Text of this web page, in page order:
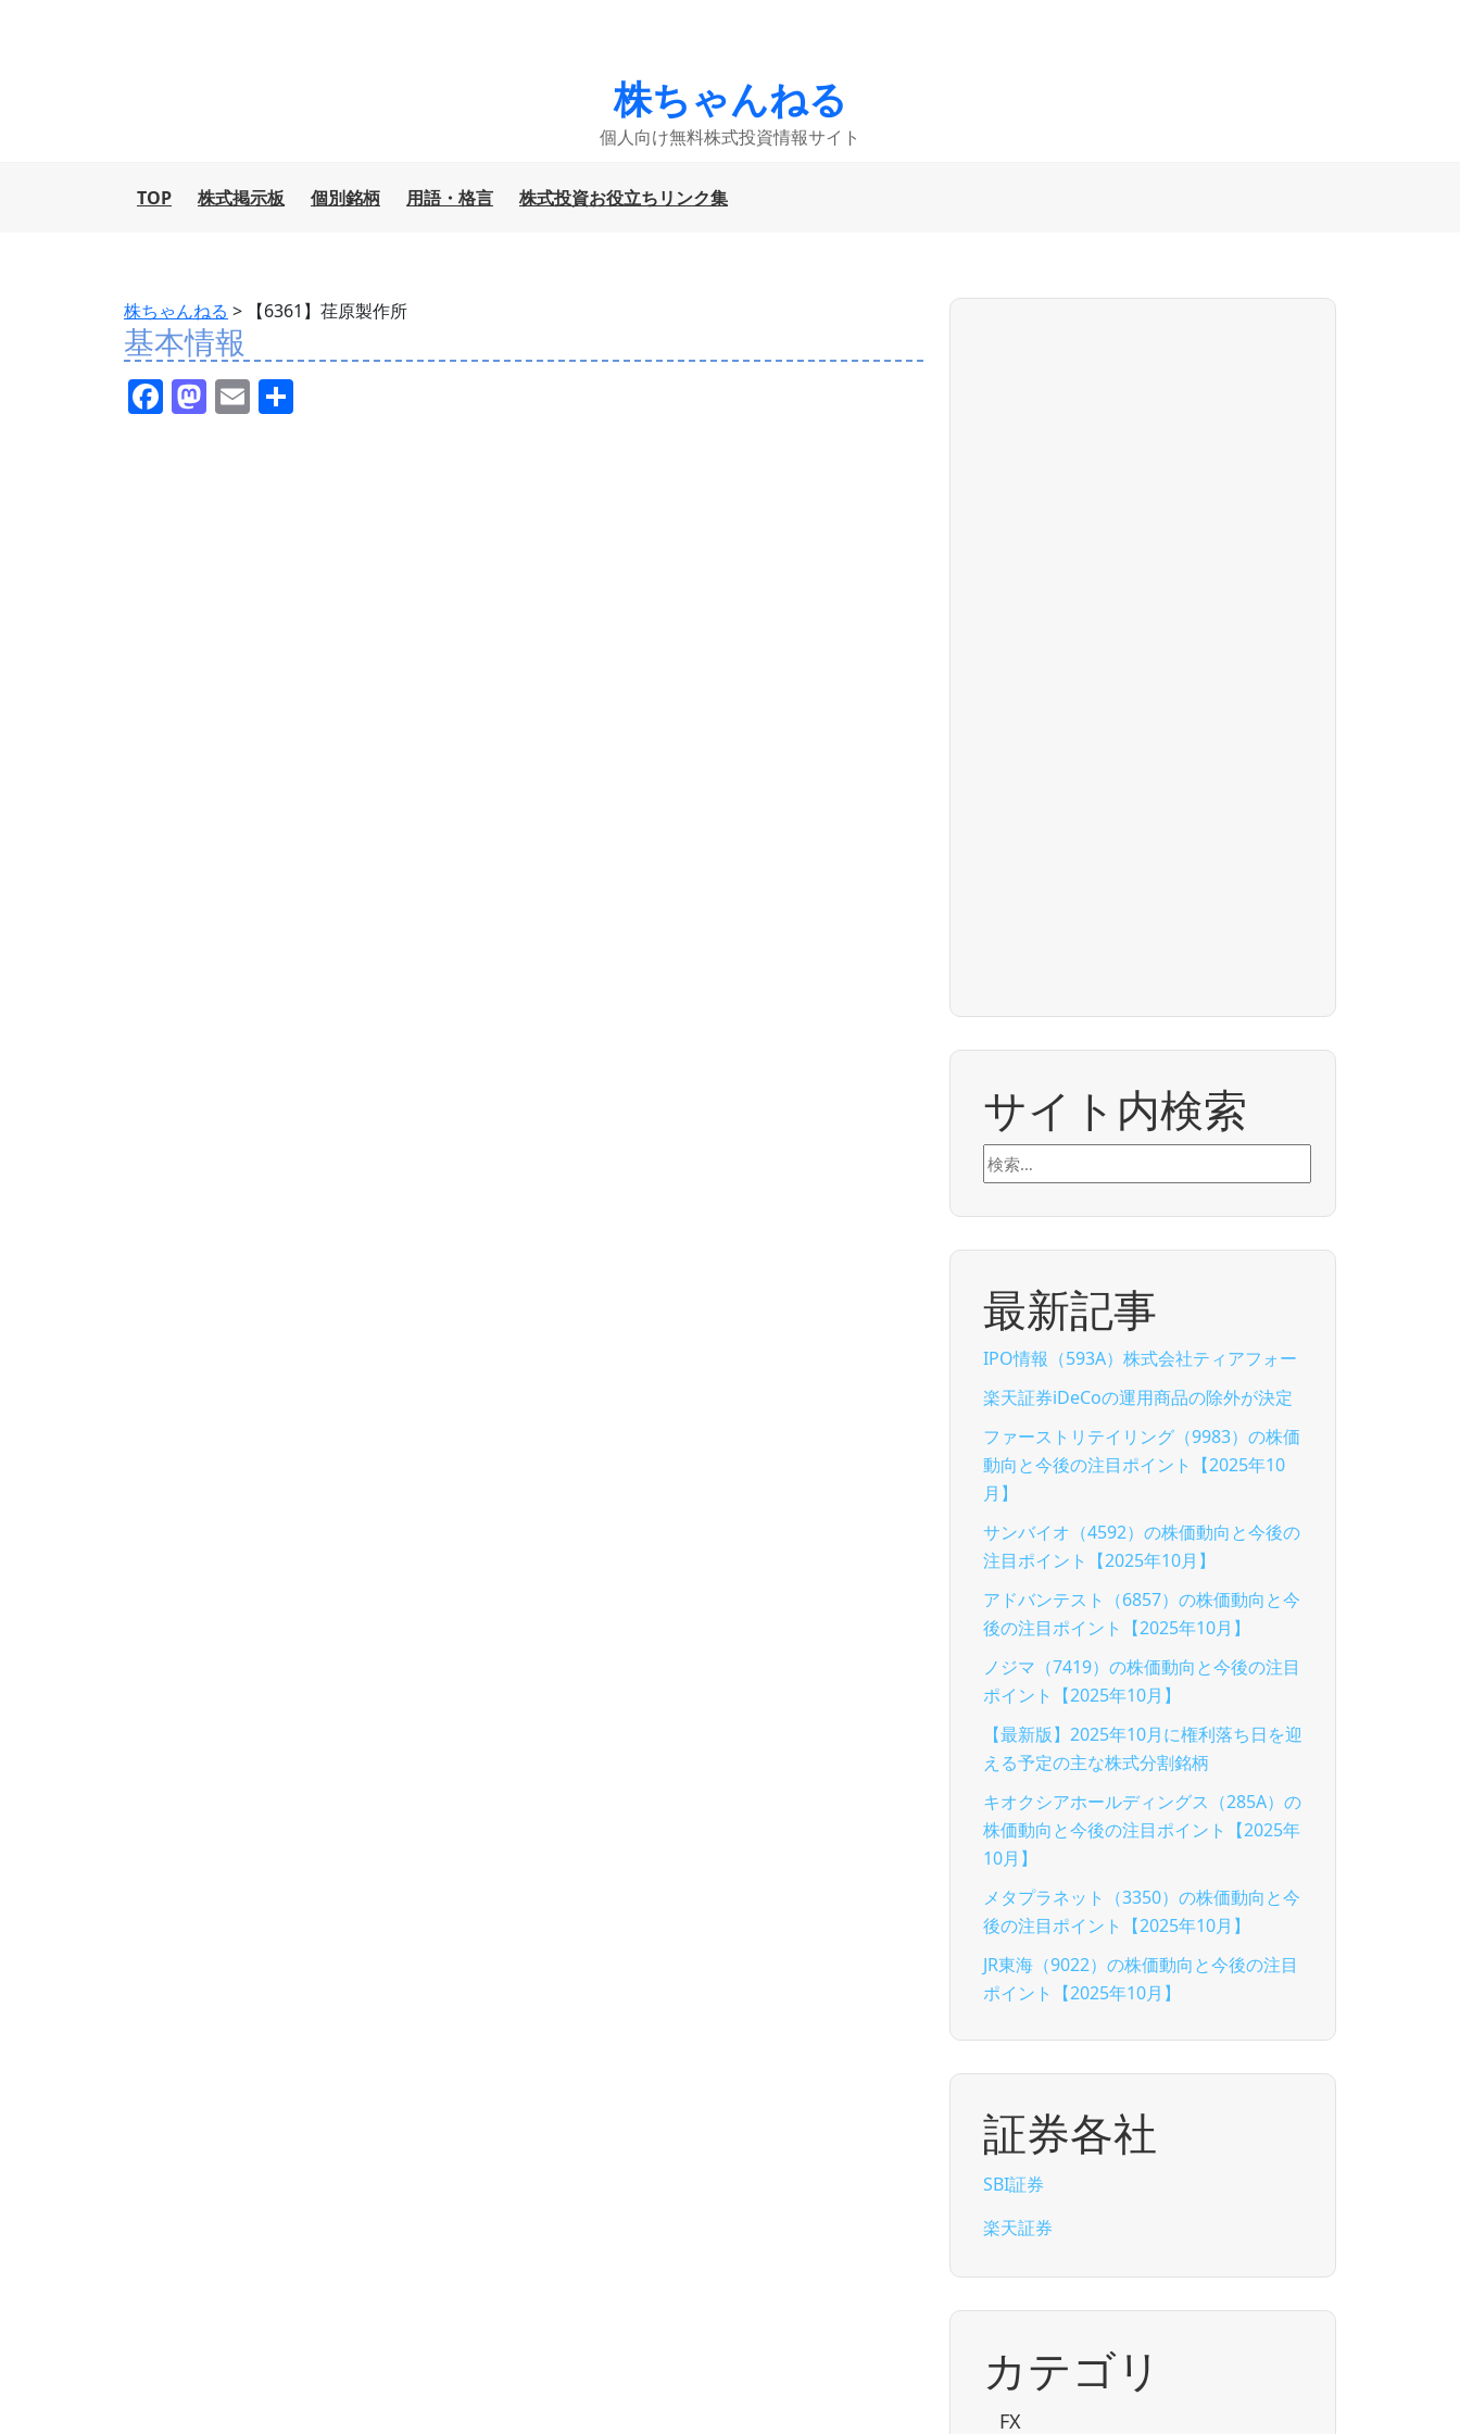
株ちゃんねる
個人向け無料株式投資情報サイト
TOP 株式掲示板 個別銘柄 用語・格言 株式投資お役立ちリンク集
株ちゃんねる > 【6361】荏原製作所
基本情報
F M E
サイト内検索
検
索:
最新記事
IPO情報（593A）株式会社ティアフォー
楽天証券iDeCoの運用商品の除外が決定
ファーストリテイリング（9983）の株価
動向と今後の注目ポイント【2025年10
月】
サンバイオ（4592）の株価動向と今後の
注目ポイント【2025年10月】
アドバンテスト（6857）の株価動向と今
後の注目ポイント【2025年10月】
ノジマ（7419）の株価動向と今後の注目
ポイント【2025年10月】
【最新版】2025年10月に権利落ち日を迎
える予定の主な株式分割銘柄
キオクシアホールディングス（285A）の
株価動向と今後の注目ポイント【2025年
10月】
メタプラネット（3350）の株価動向と今
後の注目ポイント【2025年10月】
JR東海（9022）の株価動向と今後の注目
ポイント【2025年10月】
証券各社
SBI証券
楽天証券
カテゴリ
FX